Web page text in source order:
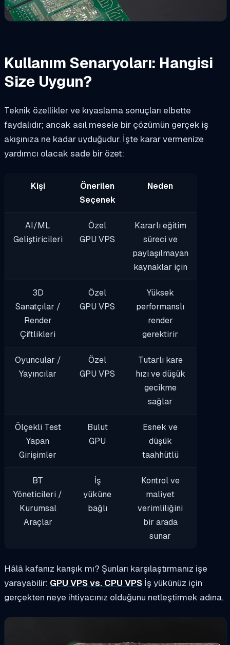
Kullanım Senaryoları: Hangisi
Size Uygun?
Teknik özellikler ve kıyaslama sonuçları elbette
faydalıdır; ancak asıl mesele bir çözümün gerçek iş
akışınıza ne kadar uyduğudur. İşte karar vermenize
yardımcı olacak sade bir özet:
Kişi
Önerilen
Seçenek
Neden
AI/ML
Geliştiricileri
Özel
GPU VPS
Kararlı eğitim
süreci ve
paylaşılmayan
kaynaklar için
3D
Sanatçılar /
Render
Çiftlikleri
Özel
GPU VPS
Yüksek
performanslı
render
gerektirir
Oyuncular /
Yayıncılar
Özel
GPU VPS
Tutarlı kare
hızı ve düşük
gecikme
sağlar
Ölçekli Test
Yapan
Girişimler
Bulut
GPU
Esnek ve
düşük
taahhütlü
BT
Yöneticileri /
Kurumsal
Araçlar
İş
yüküne
bağlı
Kontrol ve
maliyet
verimliliğini
bir arada
sunar
Hâlâ kafanız karışık mı? Şunları karşılaştırmanız işe
yarayabilir: GPU VPS vs. CPU VPS İş yükünüz için
gerçekten neye ihtiyacınız olduğunu netleştirmek adına.